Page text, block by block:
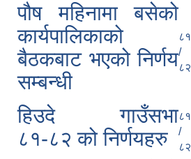
पौष महिनामा बसेको
कार्यपालिकाको
बैठकबाट भएको निर्णय
सम्बन्धी
८१
/
८२
हिउदे गाउँसभा
८१-८२ को निर्णयहरु
८१
/
८२